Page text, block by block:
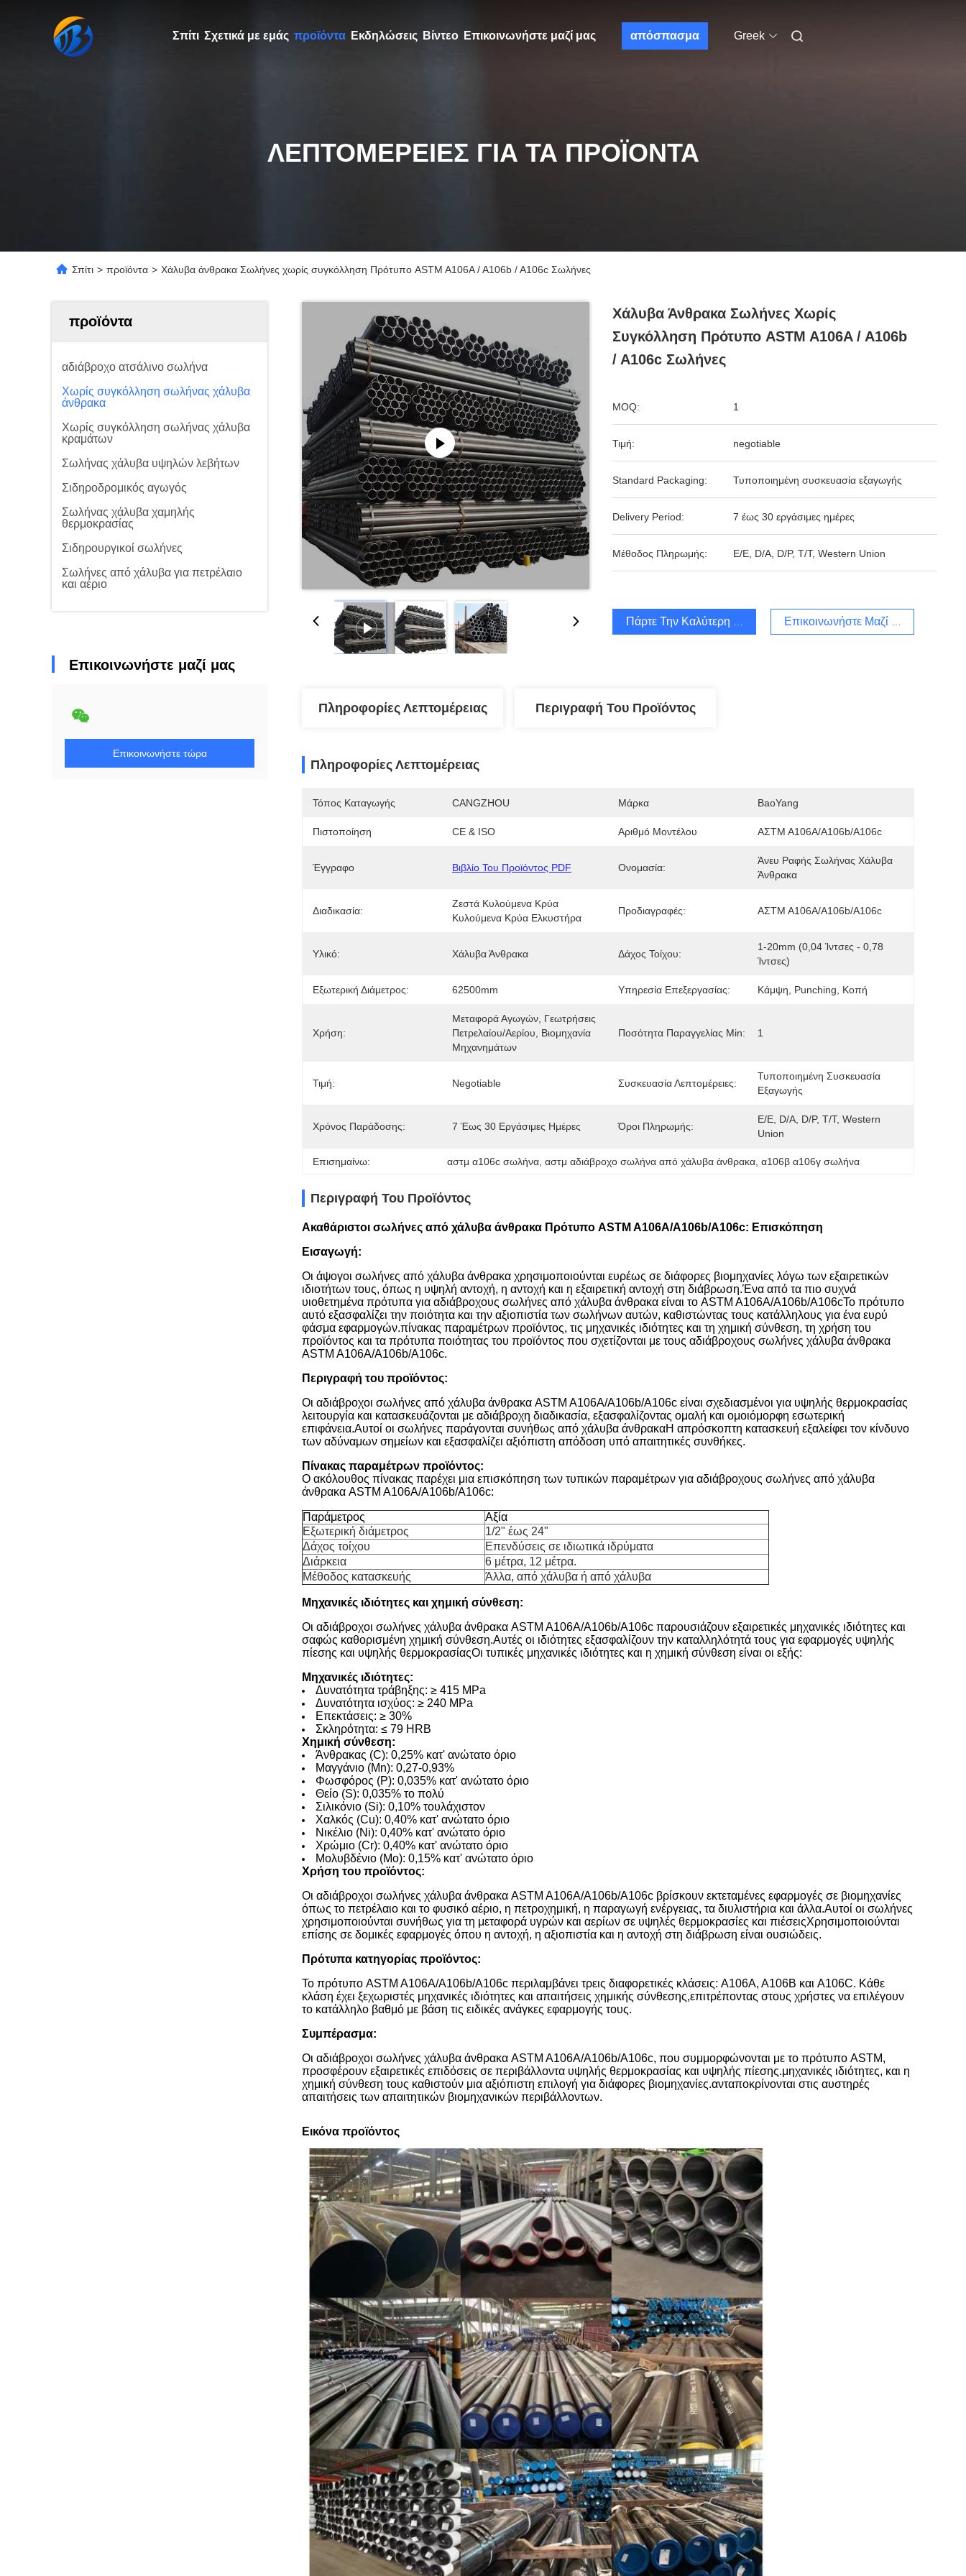
Σπίτι Σχετικά με εμάς προϊόντα Εκδηλώσεις Βίντεο Επικοινωνήστε μαζί μας απόσπασμα Greek
ΛΕΠΤΟΜΈΡΕΙΕΣ ΓΙΑ ΤΑ ΠΡΟΪΌΝΤΑ
Σπίτι > προϊόντα > Χάλυβα άνθρακα Σωλήνες χωρίς συγκόλληση Πρότυπο ASTM A106A / A106b / A106c Σωλήνες
προϊόντα
αδιάβροχο ατσάλινο σωλήνα
Χωρίς συγκόλληση σωλήνας χάλυβα
άνθρακα
Χωρίς συγκόλληση σωλήνας χάλυβα
κραμάτων
Σωλήνας χάλυβα υψηλών λεβήτων
Σιδηροδρομικός αγωγός
Σωλήνας χάλυβα χαμηλής
θερμοκρασίας
Σιδηρουργικοί σωλήνες
Σωλήνες από χάλυβα για πετρέλαιο
και αέριο
Επικοινωνήστε μαζί μας
Επικοινωνήστε τώρα
Χάλυβα Άνθρακα Σωλήνες Χωρίς
Συγκόλληση Πρότυπο ASTM A106A / A106b
/ A106c Σωλήνες
MOQ: 1
Τιμή: negotiable
Standard Packaging: Τυποποιημένη συσκευασία εξαγωγής
Delivery Period: 7 έως 30 εργάσιμες ημέρες
Μέθοδος Πληρωμής: Ε/Ε, D/A, D/P, T/T, Western Union
Πάρτε Την Καλύτερη Τιμή Επικοινωνήστε Μαζί Μας
Πληροφορίες Λεπτομέρειας Περιγραφή Του Προϊόντος
Πληροφορίες Λεπτομέρειας
Τόπος Καταγωγής CANGZHOU Μάρκα BaoYang
Πιστοποίηση CE & ISO Αριθμό Μοντέλου ΑΣTM A106A/A106b/A106c
Έγγραφο Βιβλίο Του Προϊόντος PDF Ονομασία:
Άνευ Ραφής Σωλήνας Χάλυβα
Άνθρακα
Διαδικασία:
Ζεστά Κυλούμενα Κρύα
Κυλούμενα Κρύα Ελκυστήρα
Προδιαγραφές: ΑΣTM A106A/A106b/A106c
Υλικό: Χάλυβα Άνθρακα Δάχος Τοίχου:
1-20mm (0,04 Ίντσες - 0,78
Ίντσες)
Εξωτερική Διάμετρος: 62500mm Υπηρεσία Επεξεργασίας: Κάμψη, Punching, Κοπή
Χρήση:
Μεταφορά Αγωγών, Γεωτρήσεις
Πετρελαίου/αερίου, Βιομηχανία
Μηχανημάτων
Ποσότητα Παραγγελίας Min: 1
Τιμή: Negotiable Συσκευασία Λεπτομέρειες:
Τυποποιημένη Συσκευασία
Εξαγωγής
Χρόνος Παράδοσης: 7 Έως 30 Εργάσιμες Ημέρες Όροι Πληρωμής:
Ε/Ε, D/A, D/P, T/T, Western
Union
Επισημαίνω: αστμ α106c σωλήνα , αστμ αδιάβροχο σωλήνα από χάλυβα άνθρακα , α106β α106γ σωλήνα
Περιγραφή Του Προϊόντος
Ακαθάριστοι σωλήνες από χάλυβα άνθρακα Πρότυπο ASTM A106A/A106b/A106c: Επισκόπηση
Εισαγωγή:
Οι άψογοι σωλήνες από χάλυβα άνθρακα χρησιμοποιούνται ευρέως σε διάφορες βιομηχανίες λόγω των εξαιρετικών
ιδιοτήτων τους, όπως η υψηλή αντοχή, η αντοχή και η εξαιρετική αντοχή στη διάβρωση.Ένα από τα πιο συχνά
υιοθετημένα πρότυπα για αδιάβροχους σωλήνες από χάλυβα άνθρακα είναι το ASTM A106A/A106b/A106cΤο πρότυπο
αυτό εξασφαλίζει την ποιότητα και την αξιοπιστία των σωλήνων αυτών, καθιστώντας τους κατάλληλους για ένα ευρύ
φάσμα εφαρμογών.πίνακας παραμέτρων προϊόντος, τις μηχανικές ιδιότητες και τη χημική σύνθεση, τη χρήση του
προϊόντος και τα πρότυπα ποιότητας του προϊόντος που σχετίζονται με τους αδιάβροχους σωλήνες χάλυβα άνθρακα
ASTM A106A/A106b/A106c.
Περιγραφή του προϊόντος:
Οι αδιάβροχοι σωλήνες από χάλυβα άνθρακα ASTM A106A/A106b/A106c είναι σχεδιασμένοι για υψηλής θερμοκρασίας
λειτουργία και κατασκευάζονται με αδιάβροχη διαδικασία, εξασφαλίζοντας ομαλή και ομοιόμορφη εσωτερική
επιφάνεια.Αυτοί οι σωλήνες παράγονται συνήθως από χάλυβα άνθρακαΗ απρόσκοπτη κατασκευή εξαλείφει τον κίνδυνο
των αδύναμων σημείων και εξασφαλίζει αξιόπιστη απόδοση υπό απαιτητικές συνθήκες.
Πίνακας παραμέτρων προϊόντος:
Ο ακόλουθος πίνακας παρέχει μια επισκόπηση των τυπικών παραμέτρων για αδιάβροχους σωλήνες από χάλυβα
άνθρακα ASTM A106A/A106b/A106c:
Παράμετρος
Αξία
Εξωτερική διάμετρος
1/2" έως 24"
Δάχος τοίχου
Επενδύσεις σε ιδιωτικά ιδρύματα
Διάρκεια
6 μέτρα, 12 μέτρα.
Μέθοδος κατασκευής
Άλλα, από χάλυβα ή από χάλυβα
Μηχανικές ιδιότητες και χημική σύνθεση:
Οι αδιάβροχοι σωλήνες χάλυβα άνθρακα ASTM A106A/A106b/A106c παρουσιάζουν εξαιρετικές μηχανικές ιδιότητες και
σαφώς καθορισμένη χημική σύνθεση.Αυτές οι ιδιότητες εξασφαλίζουν την καταλληλότητά τους για εφαρμογές υψηλής
πίεσης και υψηλής θερμοκρασίαςΟι τυπικές μηχανικές ιδιότητες και η χημική σύνθεση είναι οι εξής:
Μηχανικές ιδιότητες:
Δυνατότητα τράβηξης: ≥ 415 MPa
Δυνατότητα ισχύος: ≥ 240 MPa
Επεκτάσεις: ≥ 30%
Σκληρότητα: ≤ 79 HRB
Χημική σύνθεση:
Άνθρακας (C): 0,25% κατ' ανώτατο όριο
Μαγγάνιο (Mn): 0,27-0,93%
Φωσφόρος (P): 0,035% κατ' ανώτατο όριο
Θείο (S): 0,035% το πολύ
Σιλικόνιο (Si): 0,10% τουλάχιστον
Χαλκός (Cu): 0,40% κατ' ανώτατο όριο
Νικέλιο (Ni): 0,40% κατ' ανώτατο όριο
Χρώμιο (Cr): 0,40% κατ' ανώτατο όριο
Μολυβδένιο (Mo): 0,15% κατ' ανώτατο όριο
Χρήση του προϊόντος:
Οι αδιάβροχοι σωλήνες χάλυβα άνθρακα ASTM A106A/A106b/A106c βρίσκουν εκτεταμένες εφαρμογές σε βιομηχανίες
όπως το πετρέλαιο και το φυσικό αέριο, η πετροχημική, η παραγωγή ενέργειας, τα διυλιστήρια και άλλα.Αυτοί οι σωλήνες
χρησιμοποιούνται συνήθως για τη μεταφορά υγρών και αερίων σε υψηλές θερμοκρασίες και πιέσειςΧρησιμοποιούνται
επίσης σε δομικές εφαρμογές όπου η αντοχή, η αξιοπιστία και η αντοχή στη διάβρωση είναι ουσιώδεις.
Πρότυπα κατηγορίας προϊόντος:
Το πρότυπο ASTM A106A/A106b/A106c περιλαμβάνει τρεις διαφορετικές κλάσεις: A106A, A106B και A106C. Κάθε
κλάση έχει ξεχωριστές μηχανικές ιδιότητες και απαιτήσεις χημικής σύνθεσης,επιτρέποντας στους χρήστες να επιλέγουν
το κατάλληλο βαθμό με βάση τις ειδικές ανάγκες εφαρμογής τους.
Συμπέρασμα:
Οι αδιάβροχοι σωλήνες χάλυβα άνθρακα ASTM A106A/A106b/A106c, που συμμορφώνονται με το πρότυπο ASTM,
προσφέρουν εξαιρετικές επιδόσεις σε περιβάλλοντα υψηλής θερμοκρασίας και υψηλής πίεσης.μηχανικές ιδιότητες, και η
χημική σύνθεση τους καθιστούν μια αξιόπιστη επιλογή για διάφορες βιομηχανίες.ανταποκρίνονται στις αυστηρές
απαιτήσεις των απαιτητικών βιομηχανικών περιβάλλοντων.
Εικόνα προϊόντος